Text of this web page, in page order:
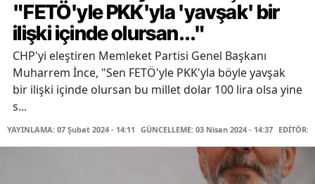
"FETÖ'yle PKK'yla 'yavşak' bir
ilişki içinde olursan..."
CHP'yi eleştiren Memleket Partisi Genel Başkanı
Muharrem İnce, "Sen FETÖ'yle PKK'yla böyle yavşak
bir ilişki içinde olursan bu millet dolar 100 lira olsa yine
s...
YAYINLAMA: 07 Şubat 2024 - 14:11 GÜNCELLEME: 03 Nisan 2024 - 14:37 EDİTÖR: